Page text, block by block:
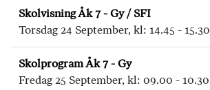
Skolvisning Åk 7 - Gy / SFI
Torsdag 24 September, kl: 14.45 - 15.30
Skolprogram Åk 7 - Gy
Fredag 25 September, kl: 09.00 - 10.30